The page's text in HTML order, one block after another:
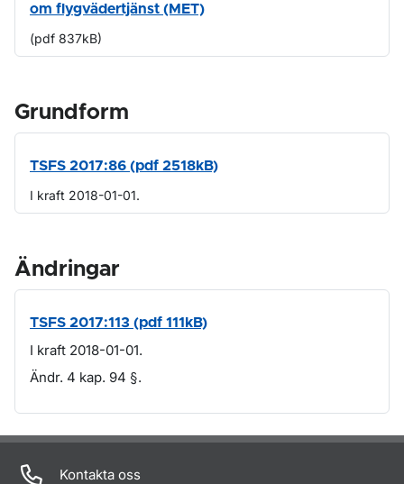
om flygvädertjänst (MET)
(pdf 837kB)
Grundform
TSFS 2017:86 (pdf 2518kB)
I kraft 2018-01-01.
Ändringar
TSFS 2017:113 (pdf 111kB)
I kraft 2018-01-01.
Ändr. 4 kap. 94 §.
Om sidan
Kontakta oss